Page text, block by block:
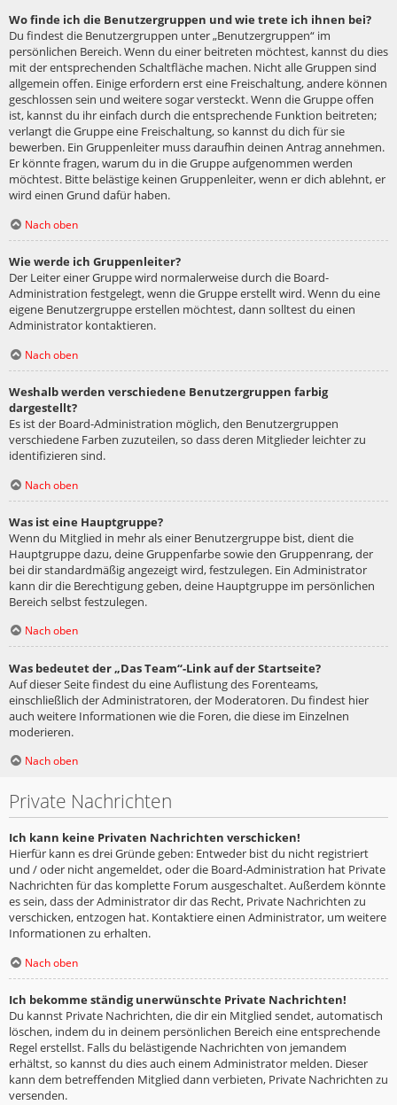
Wo finde ich die Benutzergruppen und wie trete ich ihnen bei?
Du findest die Benutzergruppen unter „Benutzergruppen“ im
persönlichen Bereich. Wenn du einer beitreten möchtest, kannst du dies
mit der entsprechenden Schaltfläche machen. Nicht alle Gruppen sind
allgemein offen. Einige erfordern erst eine Freischaltung, andere können
geschlossen sein und weitere sogar versteckt. Wenn die Gruppe offen
ist, kannst du ihr einfach durch die entsprechende Funktion beitreten;
verlangt die Gruppe eine Freischaltung, so kannst du dich für sie
bewerben. Ein Gruppenleiter muss daraufhin deinen Antrag annehmen.
Er könnte fragen, warum du in die Gruppe aufgenommen werden
möchtest. Bitte belästige keinen Gruppenleiter, wenn er dich ablehnt, er
wird einen Grund dafür haben.
Nach oben
Wie werde ich Gruppenleiter?
Der Leiter einer Gruppe wird normalerweise durch die Board-
Administration festgelegt, wenn die Gruppe erstellt wird. Wenn du eine
eigene Benutzergruppe erstellen möchtest, dann solltest du einen
Administrator kontaktieren.
Nach oben
Weshalb werden verschiedene Benutzergruppen farbig
dargestellt?
Es ist der Board-Administration möglich, den Benutzergruppen
verschiedene Farben zuzuteilen, so dass deren Mitglieder leichter zu
identifizieren sind.
Nach oben
Was ist eine Hauptgruppe?
Wenn du Mitglied in mehr als einer Benutzergruppe bist, dient die
Hauptgruppe dazu, deine Gruppenfarbe sowie den Gruppenrang, der
bei dir standardmäßig angezeigt wird, festzulegen. Ein Administrator
kann dir die Berechtigung geben, deine Hauptgruppe im persönlichen
Bereich selbst festzulegen.
Nach oben
Was bedeutet der „Das Team“-Link auf der Startseite?
Auf dieser Seite findest du eine Auflistung des Forenteams,
einschließlich der Administratoren, der Moderatoren. Du findest hier
auch weitere Informationen wie die Foren, die diese im Einzelnen
moderieren.
Nach oben
Private Nachrichten
Ich kann keine Privaten Nachrichten verschicken!
Hierfür kann es drei Gründe geben: Entweder bist du nicht registriert
und / oder nicht angemeldet, oder die Board-Administration hat Private
Nachrichten für das komplette Forum ausgeschaltet. Außerdem könnte
es sein, dass der Administrator dir das Recht, Private Nachrichten zu
verschicken, entzogen hat. Kontaktiere einen Administrator, um weitere
Informationen zu erhalten.
Nach oben
Ich bekomme ständig unerwünschte Private Nachrichten!
Du kannst Private Nachrichten, die dir ein Mitglied sendet, automatisch
löschen, indem du in deinem persönlichen Bereich eine entsprechende
Regel erstellst. Falls du belästigende Nachrichten von jemandem
erhältst, so kannst du dies auch einem Administrator melden. Dieser
kann dem betreffenden Mitglied dann verbieten, Private Nachrichten zu
versenden.